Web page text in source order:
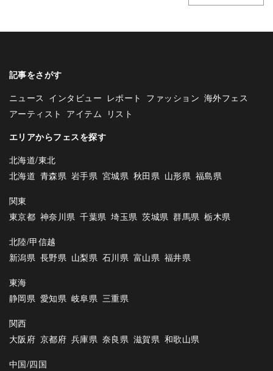
記事をさがす
ニュース インタビュー レポート ファッション 海外フェス
アーティスト アイテム リスト
エリアからフェスを探す
北海道/東北
北海道 青森県 岩手県 宮城県 秋田県 山形県 福島県
関東
東京都 神奈川県 千葉県 埼玉県 茨城県 群馬県 栃木県
北陸/甲信越
新潟県 長野県 山梨県 石川県 富山県 福井県
東海
静岡県 愛知県 岐阜県 三重県
関西
大阪府 京都府 兵庫県 奈良県 滋賀県 和歌山県
中国/四国